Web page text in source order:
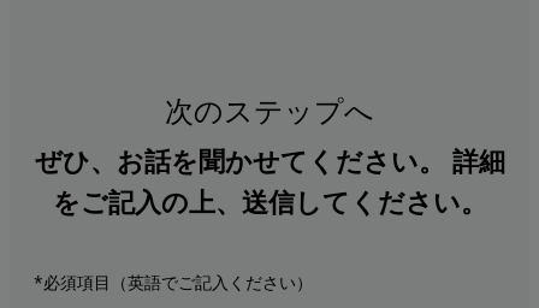
次のステップへ
ぜひ、お話を聞かせてください。 詳細
をご記入の上、送信してください。
*必須項目（英語でご記入ください）